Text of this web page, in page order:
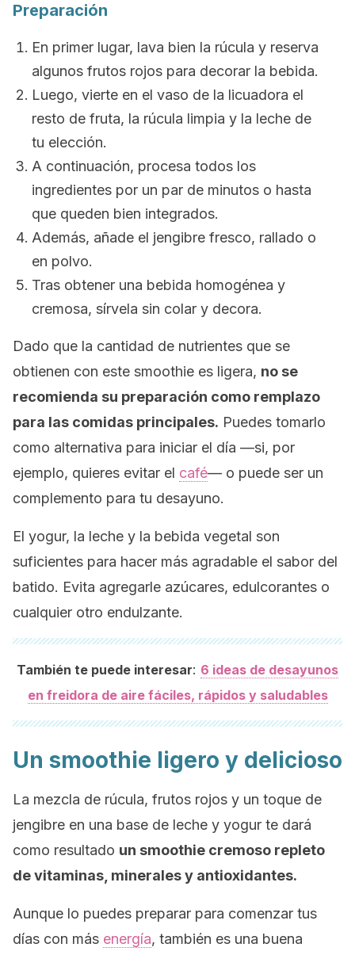
Preparación
En primer lugar, lava bien la rúcula y reserva
algunos frutos rojos para decorar la bebida.
Luego, vierte en el vaso de la licuadora el
resto de fruta, la rúcula limpia y la leche de
tu elección.
A continuación, procesa todos los
ingredientes por un par de minutos o hasta
que queden bien integrados.
Además, añade el jengibre fresco, rallado o
en polvo.
Tras obtener una bebida homogénea y
cremosa, sírvela sin colar y decora.
Dado que la cantidad de nutrientes que se
obtienen con este smoothie es ligera, no se
recomienda su preparación como remplazo
para las comidas principales. Puedes tomarlo
como alternativa para iniciar el día —si, por
ejemplo, quieres evitar el café— o puede ser un
complemento para tu desayuno.
El yogur, la leche y la bebida vegetal son
suficientes para hacer más agradable el sabor del
batido. Evita agregarle azúcares, edulcorantes o
cualquier otro endulzante.
También te puede interesar: 6 ideas de desayunos
en freidora de aire fáciles, rápidos y saludables
Un smoothie ligero y delicioso
La mezcla de rúcula, frutos rojos y un toque de
jengibre en una base de leche y yogur te dará
como resultado un smoothie cremoso repleto
de vitaminas, minerales y antioxidantes.
Aunque lo puedes preparar para comenzar tus
días con más energía, también es una buena